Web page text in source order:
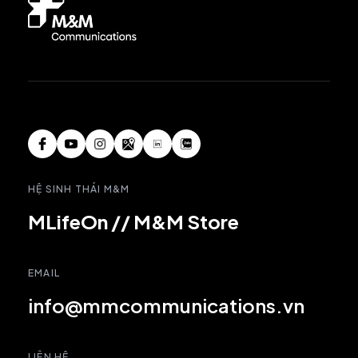
HỆ SINH THÁI M&M
MLifeOn // M&M Store
EMAIL
info@mmcommunications.vn